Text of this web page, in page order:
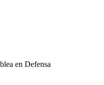
en Defensa